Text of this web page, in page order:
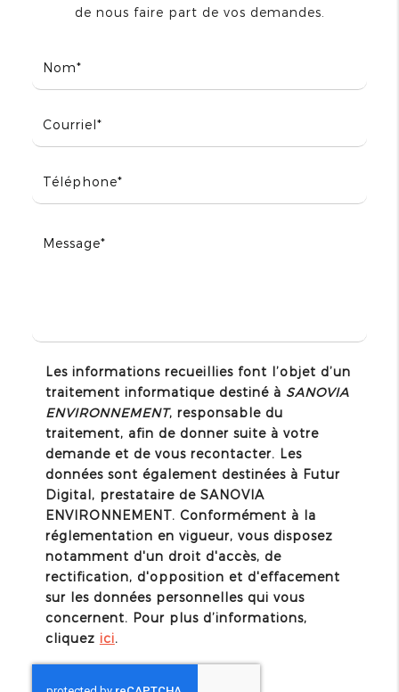
de nous faire part de vos demandes.
Les informations recueillies font l’objet d’un
traitement informatique destiné à SANOVIA
ENVIRONNEMENT, responsable du
traitement, afin de donner suite à votre
demande et de vous recontacter. Les
données sont également destinées à Futur
Digital, prestataire de SANOVIA
ENVIRONNEMENT. Conformément à la
réglementation en vigueur, vous disposez
notamment d'un droit d'accès, de
rectification, d'opposition et d'effacement
sur les données personnelles qui vous
concernent. Pour plus d’informations,
cliquez ici.